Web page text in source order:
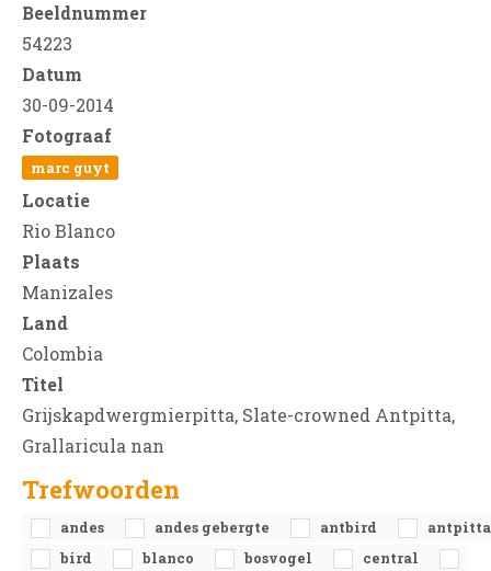
Beeldnummer
54223
Datum
30-09-2014
Fotograaf
marc guyt
Locatie
Rio Blanco
Plaats
Manizales
Land
Colombia
Titel
Grijskapdwergmierpitta, Slate-crowned Antpitta,
Grallaricula nan
Trefwoorden
andes andes gebergte antbird
antpitta
bird
blanco bosvogel
central